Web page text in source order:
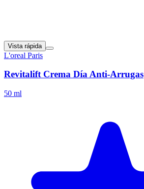
Vista rápida
L'oreal Paris
Revitalift Crema Día Anti-Arrugas
50 ml